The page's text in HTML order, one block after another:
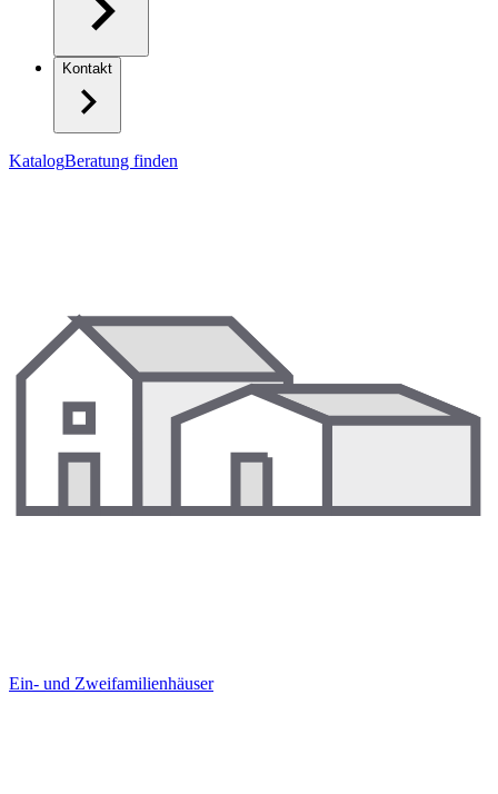
Kontakt
KatalogBeratung finden
Ein- und Zweifamilien­häuser